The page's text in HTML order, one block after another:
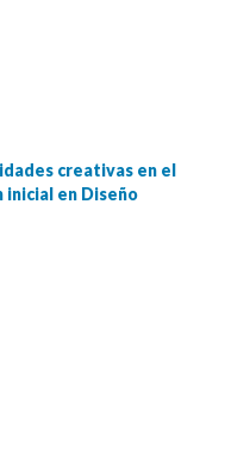
creativas en el
en Diseño